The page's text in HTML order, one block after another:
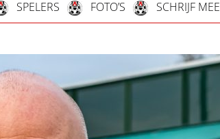
SPELERS FOTO’S SCHRIJF MEE